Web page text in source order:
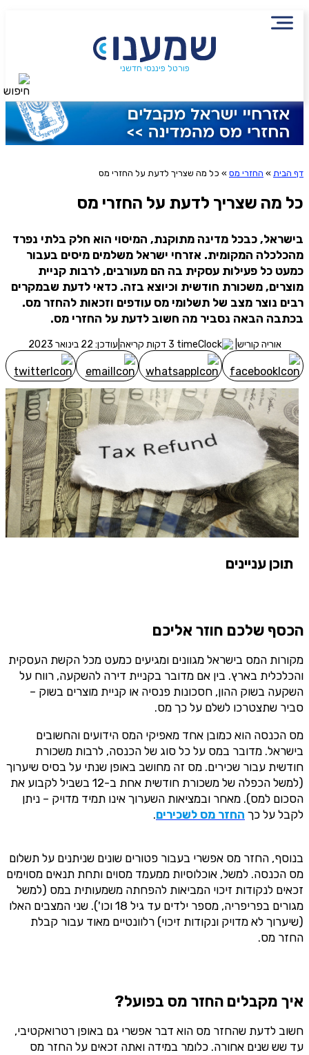
פורטל פיננסי חדשני
דף הבית » החזרי מס » כל מה שצריך לדעת על החזרי מס
כל מה שצריך לדעת על החזרי מס
בישראל, כבכל מדינה מתוקנת, המיסוי הוא חלק בלתי נפרד
מהכלכלה המקומית. אזרחי ישראל משלמים מיסים בעבור
כמעט כל פעילות עסקית בה הם מעורבים, לרבות קניית
מוצרים, משכורת חודשית וכיוצא בזה. כדאי לדעת שבמקרים
רבים נוצר מצב של תשלומי מס עודפים וזכאות להחזר מס.
בכתבה הבאה נסביר מה חשוב לדעת על החזרי מס.
אוריה קוריש | עודכן: 22 בינואר 2023
תוכן עניינים
הכסף שלכם חוזר אליכם
מקורות המס בישראל מגוונים ומגיעים כמעט מכל הקשת העסקית
והכלכלית בארץ. בין אם מדובר בקניית דירה להשקעה, רווח על
השקעה בשוק ההון, חסכונות פנסיה או קניית מוצרים בשוק –
סביר שתצטרכו לשלם על כך מס.
מס הכנסה הוא כמובן אחד מאפיקי המס הידועים והחשובים
בישראל. מדובר במס על כל סוג של הכנסה, לרבות משכורת
חודשית עבור שכירים. מס זה מחושב באופן שנתי על בסיס שיערוך
(למשל הכפלה של משכורת חודשית אחת ב-12 בשביל לקבוע את
הסכום למס). מאחר ובמציאות השערוך אינו תמיד מדויק – ניתן
לקבל על כך החזר מס לשכירים.
בנוסף, החזר מס אפשרי בעבור פטורים שונים שניתנים על תשלום
מס הכנסה. למשל, אוכלוסיות ממעמד מסוים ותחת תנאים מסוימים
זכאים לנקודות זיכוי המביאות להפחתה משמעותית במס (למשל
מגורים בפריפריה, מספר ילדים עד גיל 18 וכו'). שני המצבים האלו
(שיערוך לא מדויק ונקודות זיכוי) רלוונטיים מאוד עבור קבלת
החזר מס.
איך מקבלים החזר מס בפועל?
חשוב לדעת שהחזר מס הוא דבר אפשרי גם באופן רטרואקטיבי,
עד שש שנים אחורה. כלומר במידה ואתה זכאים על החזר מס
הירשמו לניוזלטר שמענו ותיהנו
אני מסכימ/ה לקבלת תוכן, דברי פרסומת או עדכונים
מהחברה או מצדדים שלישיים הדוא"ל, מסרונים או טלפון
שכר ב-6 השנים האחרונות
שילמת מס הכנסה ב-6 השנים האחרונות?
אני מאשר שקראתי את תנאי השימוש והפרטיות ואני מסכים להם, וכי
פרטיי ישמש לקבלת פניות, הצעות שיווקיות מאיתנו או מצדדים שלישיים, לרבות
בנוגע לתוכניות ביטוח או מוצרים פנסיוניים
מסכימ/ה לקבלת תוכן, דברי פרסומת או עדכונים מהחברה באמצעות
שלח לבדיקת זכאות
חיפוש